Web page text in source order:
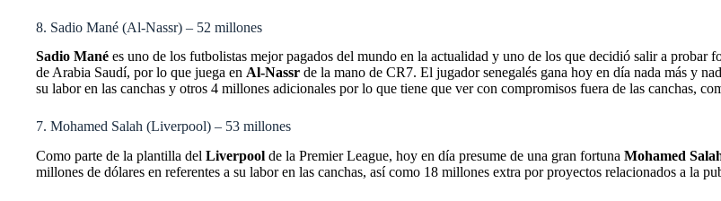
8. Sadio Mané (Al-Nassr) – 52 millones
Sadio Mané es uno de los futbolistas mejor pagados del mundo en la actualidad y uno de los que decidió salir a probar
de Arabia Saudí, por lo que juega en Al-Nassr de la mano de CR7. El jugador senegalés gana hoy en día nada más y
su labor en las canchas y otros 4 millones adicionales por lo que tiene que ver con compromisos fuera de las canchas,
7. Mohamed Salah (Liverpool) – 53 millones
Como parte de la plantilla del Liverpool de la Premier League, hoy en día presume de una gran fortuna Mohamed
millones de dólares en referentes a su labor en las canchas, así como 18 millones extra por proyectos relacionados a la